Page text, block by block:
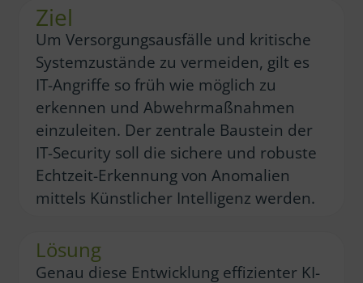
Ziel
Um Versorgungsausfälle und kritische
Systemzustände zu vermeiden, gilt es
IT-Angriffe so früh wie möglich zu
erkennen und Abwehrmaßnahmen
einzuleiten. Der zentrale Baustein der
IT-Security soll die sichere und robuste
Echtzeit-Erkennung von Anomalien
mittels Künstlicher Intelligenz werden.
Lösung
Genau diese Entwicklung effizienter KI-